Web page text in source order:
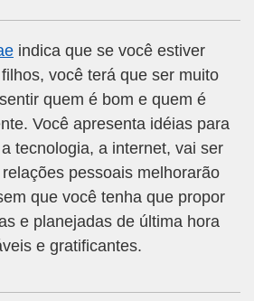
indica que se você estiver
você terá que ser muito
quem é bom e quem é
Você apresenta idéias para
tecnologia, a internet, vai ser
pessoais melhorarão
que você tenha que propor
e planejadas de última hora
e gratificantes.